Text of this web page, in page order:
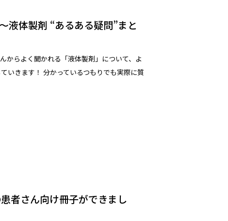
液体製剤 “あるある疑問”まと
からよく聞かれる「液体製剤」について、よ
いきます！ 分かっているつもりでも実際に質
者さん向け冊子ができまし